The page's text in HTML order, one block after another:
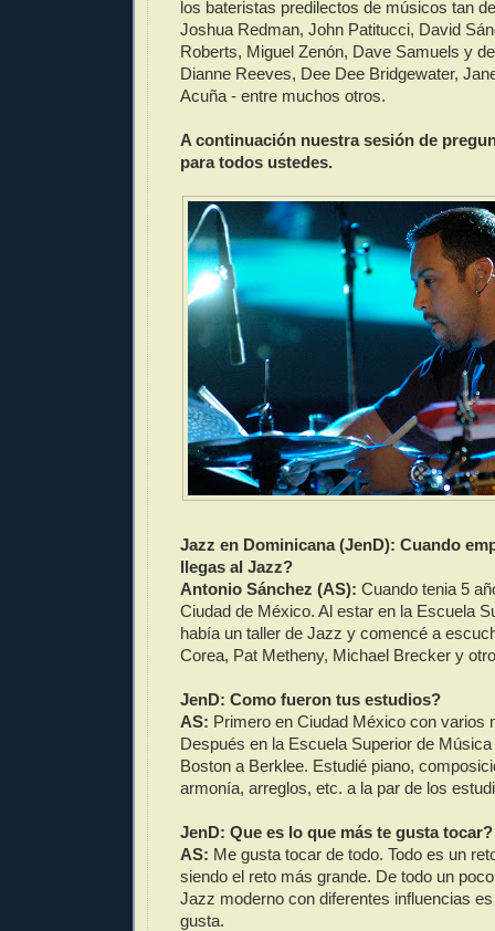
los bateristas predilectos de músicos tan
Joshua Redman, John Patitucci, David
Roberts, Miguel Zenón, Dave Samuels y
Dianne Reeves, Dee Dee Bridgewater,
Acuña - entre muchos otros.
A continuación nuestra sesión de
para todos ustedes.
Jazz en Dominicana (JenD): Cuando
llegas al Jazz?
Antonio Sánchez (AS): Cuando tenia 5
Ciudad de México. Al estar en la Escuela
había un taller de Jazz y comencé a
Corea, Pat Metheny, Michael Brecker y
JenD: Como fueron tus estudios?
AS: Primero en Ciudad México con varios
Después en la Escuela Superior de Música
Boston a Berklee. Estudié piano,
armonía, arreglos, etc. a la par de los
JenD: Que es lo que más te gusta tocar?
AS: Me gusta tocar de todo. Todo es un
siendo el reto más grande. De todo un
Jazz moderno con diferentes influencias
gusta.